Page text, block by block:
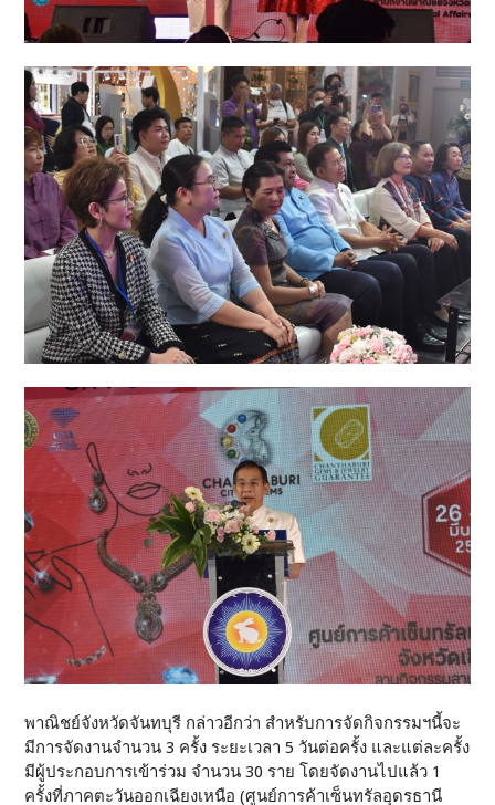
พาณิชย์จังหวัดจันทบุรี กล่าวอีกว่า สำหรับการจัดกิจกรรมฯนี้จะ
มีการจัดงานจำนวน 3 ครั้ง ระยะเวลา 5 วันต่อครั้ง และแต่ละครั้ง
มีผู้ประกอบการเข้าร่วม จำนวน 30 ราย โดยจัดงานไปแล้ว 1
ครั้งที่ภาคตะวันออกเฉียงเหนือ (ศูนย์การค้าเซ็นทรัลอุดรธานี